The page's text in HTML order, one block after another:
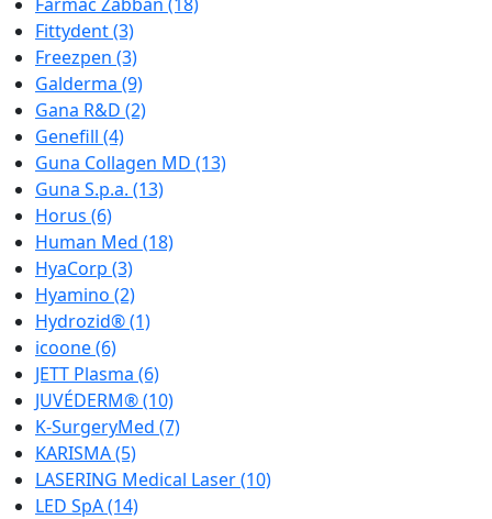
Fittydent(3)
Freezpen (3)
Galderma (9)
Gana R&D (2)
Genefill (4)
Guna Collagen MD (13)
Guna S.p.a. (13)
Horus (6)
Human Med (18)
HyaCorp (3)
Hyamino (2)
Hydrozid®(1)
icoone(6)
JETT Plasma (6)
JUVÉDERM®(10)
K-SurgeryMed (7)
KARISMA(5)
LASERING Medical Laser(10)
LED SpA(14)